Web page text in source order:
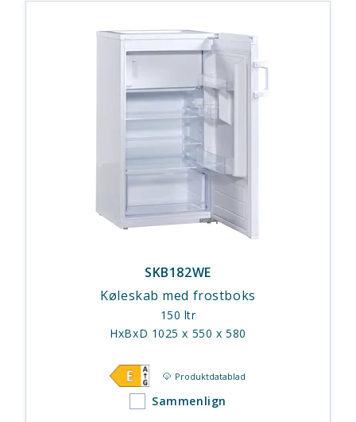
SKB182WE
Køleskab med frostboks
150 ltr
HxBxD 1025 x 550 x 580
Produktdatablad
Sammenlign